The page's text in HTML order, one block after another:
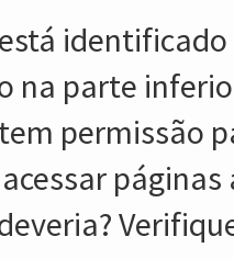
na parte
permissão